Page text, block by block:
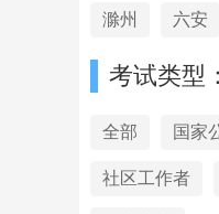
滁州 六安
考试类型：
全部 国家
社区工作者